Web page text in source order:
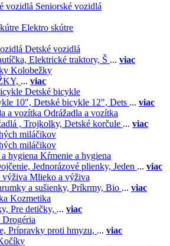
Seniorské vozidlá
Elektro skútre
Detské vozidlá
Elektrické traktory, Š ... viac
Kolobežky
... viac
Detské bicykle
10", Detské bicykle 12", Dets ... viac
Odrážadla a vozítka
, Trojkolky, Detské korčule ... viac
miláčikov
miláčikov
Kŕmenie a hygiena
Jednorázové plienky, Jeden ... viac
Mlieko a výživa
a sušienky, Príkrmy, Bio ... viac
Kozmetika
Pre detičky, ... viac
Drogéria
Prípravky proti hmyzu, ... viac